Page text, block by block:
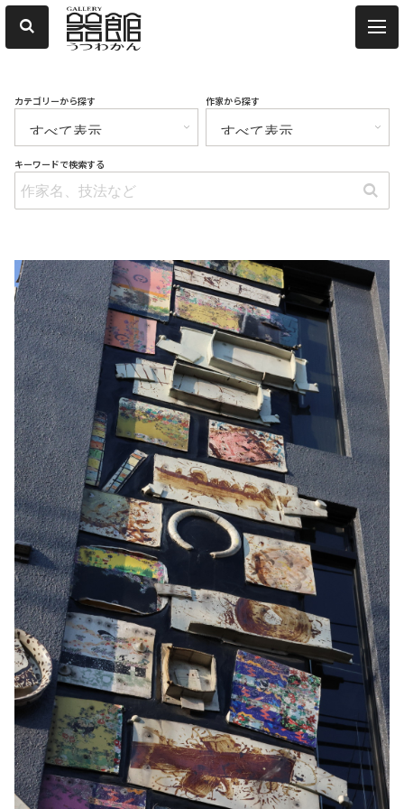
カテゴリーから探す 作家から探す
キーワードで検索する